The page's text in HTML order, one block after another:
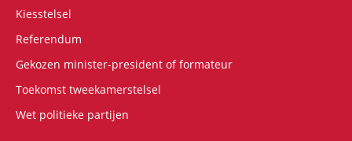
Kiesstelsel
Referendum
Gekozen minister-president of formateur
Toekomst tweekamerstelsel
Wet politieke partijen